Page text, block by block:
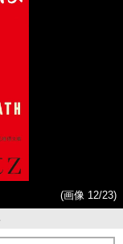
(画像 12/23)